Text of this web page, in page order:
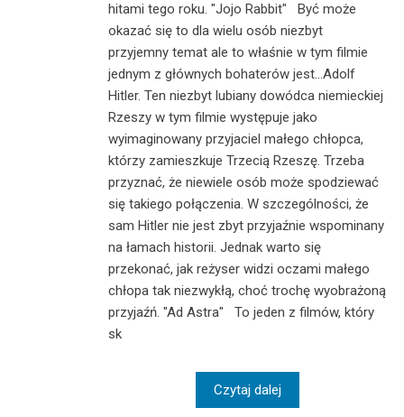
hitami tego roku. "Jojo Rabbit" Być może
okazać się to dla wielu osób niezbyt
przyjemny temat ale to właśnie w tym filmie
jednym z głównych bohaterów jest...Adolf
Hitler. Ten niezbyt lubiany dowódca niemieckiej
Rzeszy w tym filmie występuje jako
wyimaginowany przyjaciel małego chłopca,
którzy zamieszkuje Trzecią Rzeszę. Trzeba
przyznać, że niewiele osób może spodziewać
się takiego połączenia. W szczególności, że
sam Hitler nie jest zbyt przyjaźnie wspominany
na łamach historii. Jednak warto się
przekonać, jak reżyser widzi oczami małego
chłopa tak niezwykłą, choć trochę wyobrażoną
przyjaźń. "Ad Astra" To jeden z filmów, który
sk
Czytaj dalej